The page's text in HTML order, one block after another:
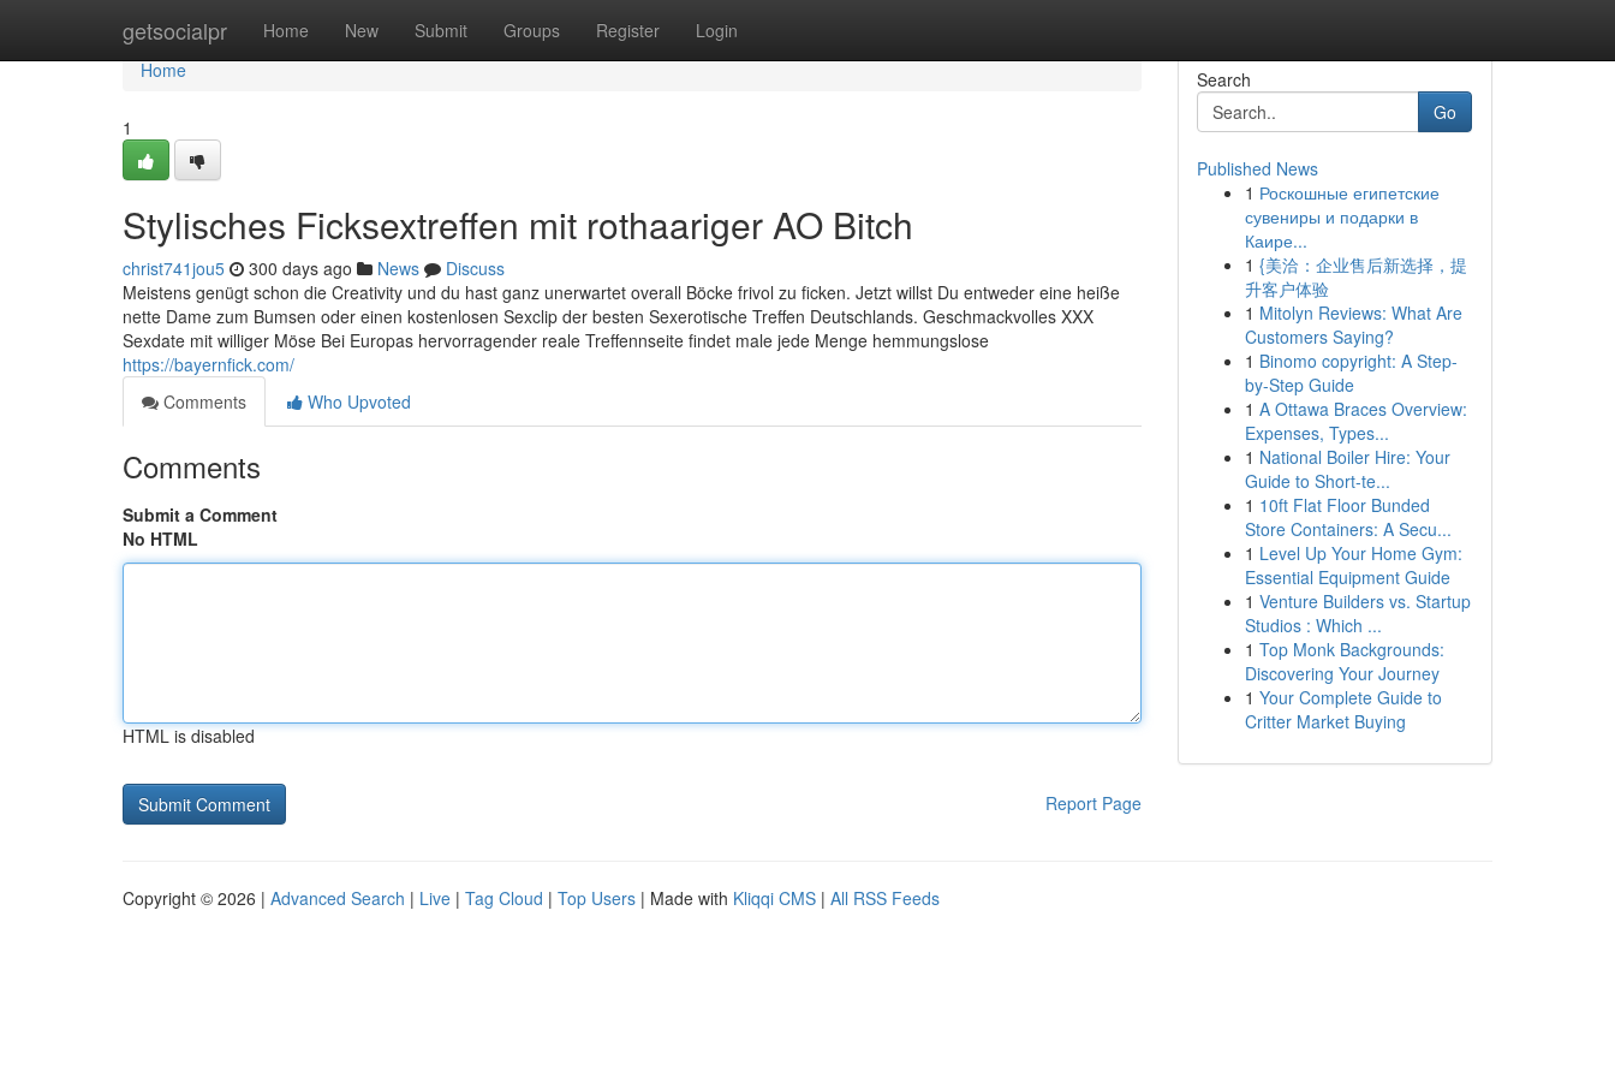
getsocialpr Home New Submit Groups Register Login
Home
Home
1
Stylisches Ficksextreffen mit rothaariger AO Bitch
christ741jou5 300 days ago News
Discuss
Meistens genügt schon die Creativity und du hast ganz unerwartet overall Böcke frivol zu ficken. Jetzt willst Du entweder eine heiße
nette Dame zum Bumsen oder einen kostenlosen Sexclip der besten Sexerotische Treffen Deutschlands. Geschmackvolles XXX
Sexdate mit williger Möse Bei Europas hervorragender reale Treffennseite findet male jede Menge hemmungslose
https://bayernfick.com/
Comments
Who Upvoted
Comments
Submit a Comment
No HTML
HTML is disabled
Report Page
Search
Go
Published News
1 Роскошные египетские
сувениры и подарки в
Каире...
1 {美洽：企业售后新选择，提
升客户体验
1 Mitolyn Reviews: What Are
Customers Saying?
1 Binomo copyright: A Step-
by-Step Guide
1 A Ottawa Braces Overview:
Expenses, Types...
1 National Boiler Hire: Your
Guide to Short-te...
1 10ft Flat Floor Bunded
Store Containers: A Secu...
1 Level Up Your Home Gym:
Essential Equipment Guide
1 Venture Builders vs. Startup
Studios : Which ...
1 Top Monk Backgrounds:
Discovering Your Journey
1 Your Complete Guide to
Critter Market Buying
Copyright © 2026 | Advanced Search | Live | Tag Cloud | Top Users | Made with Kliqqi CMS | All RSS Feeds